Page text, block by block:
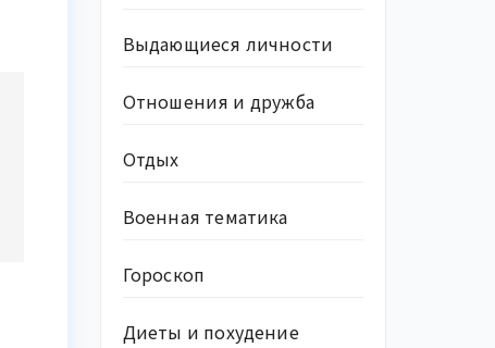
Выдающиеся личности
Отношения и дружба
Отдых
Военная тематика
Гороскоп
Диеты и похудение